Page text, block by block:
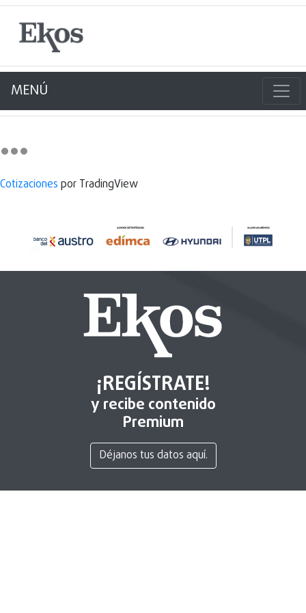
MENÚ
Cotizaciones por TradingView
¡REGÍSTRATE!
y recibe contenido
Premium
Déjanos tus datos aquí.